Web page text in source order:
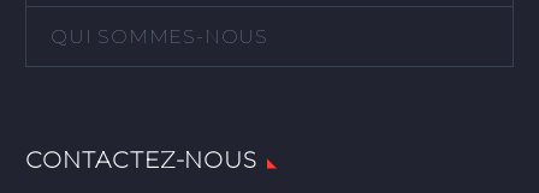
QUI SOMMES-NOUS
CONTACTEZ-NOUS